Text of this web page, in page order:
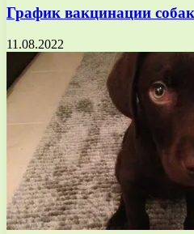
График вакцинации собак
11.08.2022